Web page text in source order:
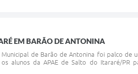
EM BARÃO DE ANTONINA
de Barão de Antonina foi palco
alunos da APAE de Salto do Itararé/PR